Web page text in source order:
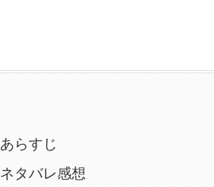
あらすじ
ネタバレ感想